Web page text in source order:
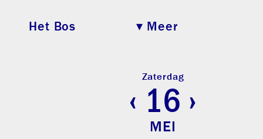
Het Bos
Het Bos ▾ Meer
Zaterdag
‹ 16 ›
MEI